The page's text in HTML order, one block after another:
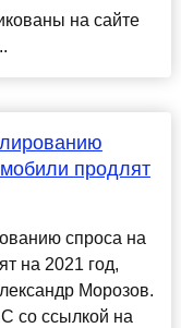
на сайте
продлят
спроса на
на 2021 год,
Морозов.
со ссылкой на